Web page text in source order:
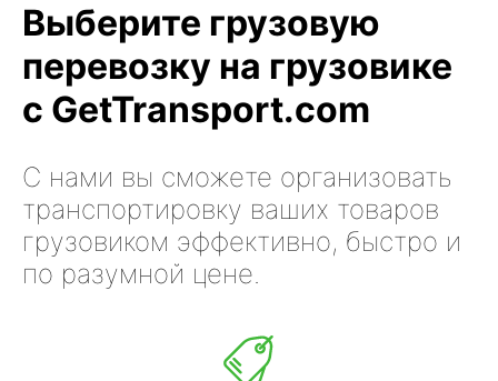
Выберите грузовую
перевозку на грузовике
с GetTransport.com
С нами вы сможете организовать
транспортировку ваших товаров
грузовиком эффективно, быстро и
по разумной цене.